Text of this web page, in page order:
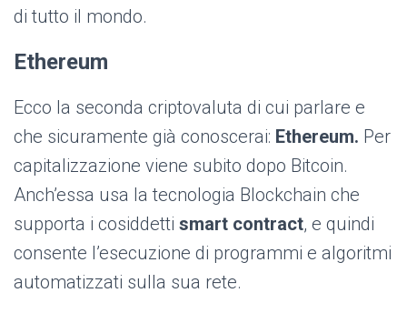
di tutto il mondo.
Ethereum
Ecco la seconda criptovaluta di cui parlare e
che sicuramente già conoscerai: Ethereum. Per
capitalizzazione viene subito dopo Bitcoin.
Anch’essa usa la tecnologia Blockchain che
supporta i cosiddetti smart contract, e quindi
consente l’esecuzione di programmi e algoritmi
automatizzati sulla sua rete.